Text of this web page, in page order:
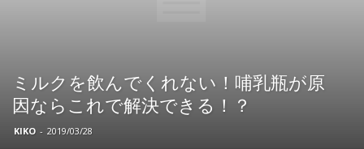
ミルクを飲んでくれない！哺乳瓶が原
因ならこれで解決できる！？
KIKO - 2019/03/28